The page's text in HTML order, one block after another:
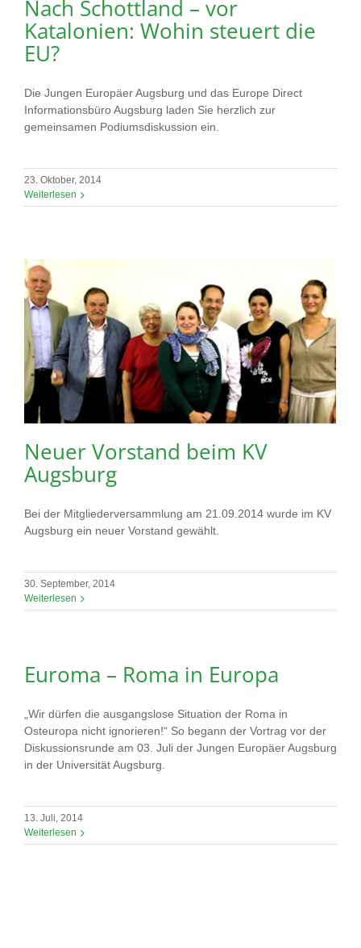
Nach Schottland – vor
Katalonien: Wohin steuert die
EU?
Die Jungen Europäer Augsburg und das Europe Direct
Informationsbüro Augsburg laden Sie herzlich zur
gemeinsamen Podiumsdiskussion ein.
23. Oktober, 2014
Weiterlesen
Neuer Vorstand beim KV
Augsburg
Bei der Mitgliederversammlung am 21.09.2014 wurde im KV
Augsburg ein neuer Vorstand gewählt.
30. September, 2014
Weiterlesen
Euroma – Roma in Europa
„Wir dürfen die ausgangslose Situation der Roma in
Osteuropa nicht ignorieren!“ So begann der Vortrag vor der
Diskussionsrunde am 03. Juli der Jungen Europäer Augsburg
in der Universität Augsburg.
13. Juli, 2014
Weiterlesen